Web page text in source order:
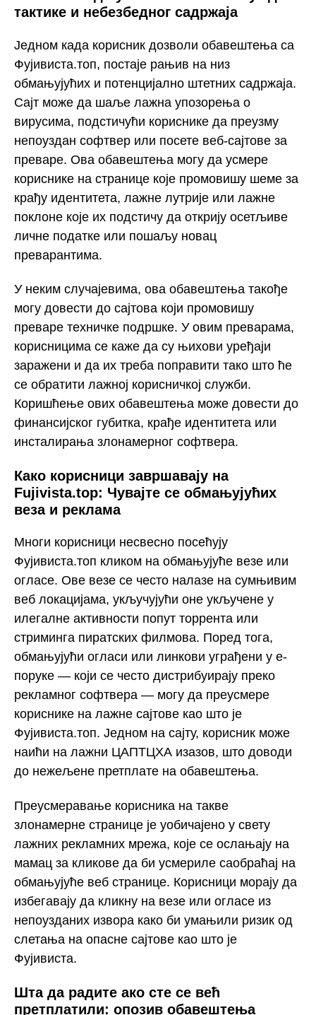
тактике и небезбедног садржаја
Једном када корисник дозволи обавештења са
Фујивиста.топ, постаје рањив на низ
обмањујућих и потенцијално штетних садржаја.
Сајт може да шаље лажна упозорења о
вирусима, подстичући кориснике да преузму
непоуздан софтвер или посете веб-сајтове за
преваре. Ова обавештења могу да усмере
кориснике на странице које промовишу шеме за
крађу идентитета, лажне лутрије или лажне
поклоне које их подстичу да открију осетљиве
личне податке или пошаљу новац
преварантима.
У неким случајевима, ова обавештења такође
могу довести до сајтова који промовишу
преваре техничке подршке. У овим преварама,
корисницима се каже да су њихови уређаји
заражени и да их треба поправити тако што ће
се обратити лажној корисничкој служби.
Коришћење ових обавештења може довести до
финансијског губитка, крађе идентитета или
инсталирања злонамерног софтвера.
Како корисници завршавају на
Fujivista.top: Чувајте се обмањујућих
веза и реклама
Многи корисници несвесно посећују
Фујивиста.топ кликом на обмањујуће везе или
огласе. Ове везе се често налазе на сумњивим
веб локацијама, укључујући оне укључене у
илегалне активности попут торрента или
стриминга пиратских филмова. Поред тога,
обмањујући огласи или линкови уграђени у е-
поруке — који се често дистрибуирају преко
рекламног софтвера — могу да преусмере
кориснике на лажне сајтове као што је
Фујивиста.топ. Једном на сајту, корисник може
наићи на лажни ЦАПТЦХА изазов, што доводи
до нежељене претплате на обавештења.
Преусмеравање корисника на такве
злонамерне странице је уобичајено у свету
лажних рекламних мрежа, које се ослањају на
мамац за кликове да би усмериле саобраћај на
обмањујуће веб странице. Корисници морају да
избегавају да кликну на везе или огласе из
непоузданих извора како би умањили ризик од
слетања на опасне сајтове као што је
Фујивиста.
Шта да радите ако сте се већ
претплатили: опозив обавештења